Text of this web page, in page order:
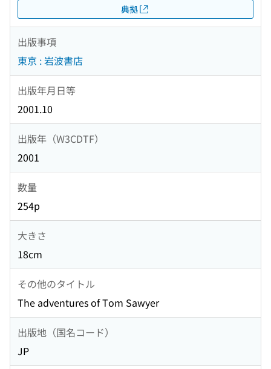
典拠
出版事項
東京 : 岩波書店
出版年月日等
2001.10
出版年（W3CDTF）
2001
数量
254p
大きさ
18cm
その他のタイトル
The adventures of Tom Sawyer
出版地（国名コード）
JP